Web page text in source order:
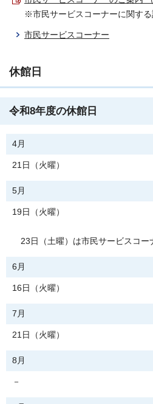
※市民サービスコーナーに関する
市民サービスコーナー
休館日
令和8年度の休館日
4月
21日（火曜）
5月
19日（火曜）
23日（土曜）は市民サービスコー
6月
16日（火曜）
7月
21日（火曜）
8月
－